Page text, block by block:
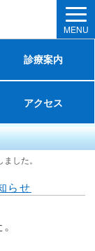
MENU
診療案内
アクセス
した。
らせ